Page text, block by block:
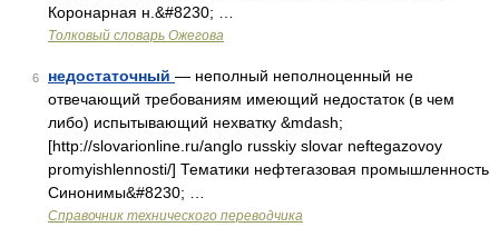
Коронарная н.&#8230; …
Толковый словарь Ожегова
6 недостаточный — неполный неполноценный не
отвечающий требованиям имеющий недостаток (в чем
либо) испытывающий нехватку &mdash;
[http://slovarionline.ru/anglo russkiy slovar neftegazovoy
promyishlennosti/] Тематики нефтегазовая промышленность
Синонимы&#8230; …
Справочник технического переводчика